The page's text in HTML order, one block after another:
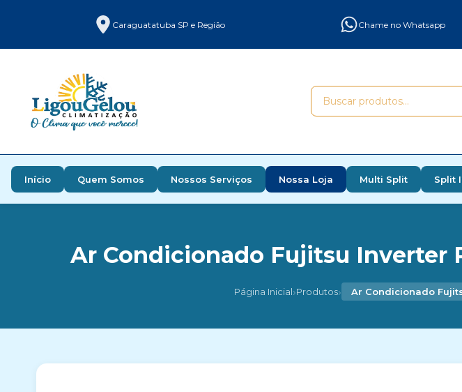
Caraguatatuba SP e Região Chame no Whatsapp
Início Quem Somos Nossos Serviços Nossa Loja Multi Split Split
Ar Condicionado Fujitsu Inverter
Página Inicial›Produtos› Ar Condicionado